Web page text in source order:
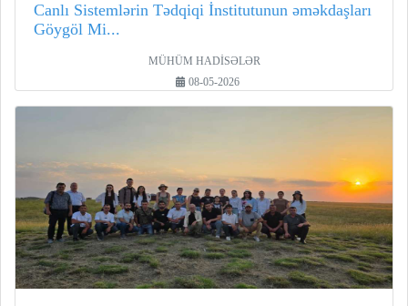
Canlı Sistemlərin Tədqiqi İnstitutunun əməkdaşları
Göygöl Mi...
MÜHÜM HADİSƏLƏR
08-05-2026